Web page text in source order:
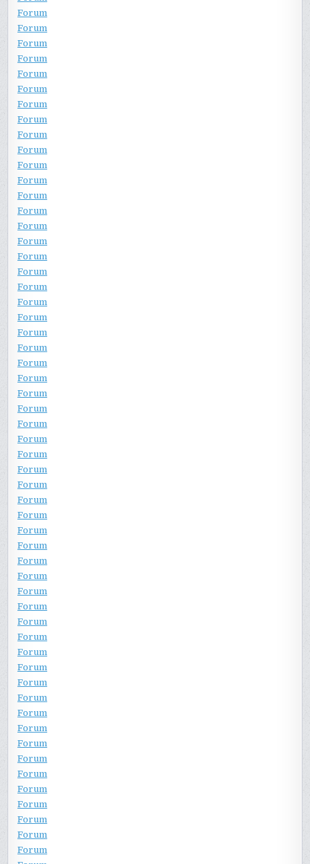
Forum
Forum
Forum
Forum
Forum
Forum
Forum
Forum
Forum
Forum
Forum
Forum
Forum
Forum
Forum
Forum
Forum
Forum
Forum
Forum
Forum
Forum
Forum
Forum
Forum
Forum
Forum
Forum
Forum
Forum
Forum
Forum
Forum
Forum
Forum
Forum
Forum
Forum
Forum
Forum
Forum
Forum
Forum
Forum
Forum
Forum
Forum
Forum
Forum
Forum
Forum
Forum
Forum
Forum
Forum
Forum